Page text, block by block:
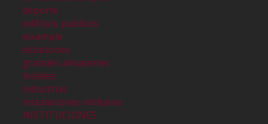
deporte
edificios publicos
eixample
estaciones
grandes almacenes
hoteles
industrias
instalaciones militares
INSTITUCIONES